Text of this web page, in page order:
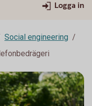
Logga in
Social engineering